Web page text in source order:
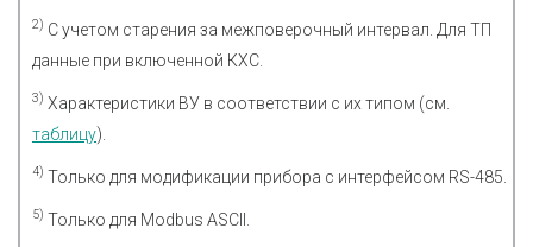
2) С учетом старения за межповерочный интервал. Для ТП
данные при включенной КХС.
3) Характеристики ВУ в соответствии с их типом (см.
таблицу).
4) Только для модификации прибора с интерфейсом RS-485.
5) Только для Modbus ASCII.